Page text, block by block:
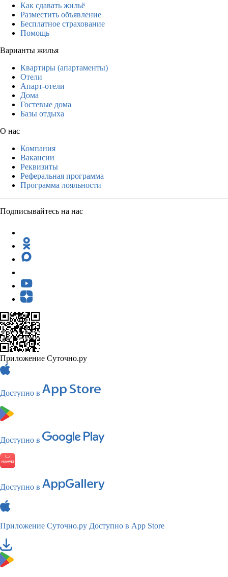
Как сдавать жильё
Разместить объявление
Бесплатное страхование
Помощь
Варианты жилья
Квартиры (апартаменты)
Отели
Апарт-отели
Дома
Гостевые дома
Базы отдыха
О нас
Компания
Вакансии
Реквизиты
Реферальная программа
Программа лояльности
Подписывайтесь на нас
Приложение Суточно.ру
Доступно в
Доступно в
Доступно в
Приложение Суточно.ру Доступно в App Store